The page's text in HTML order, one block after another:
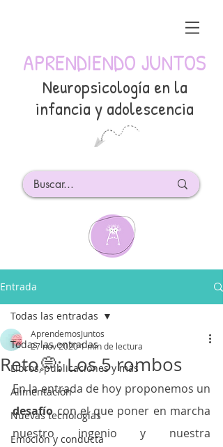
APRENDIENDO JUNTOS
Neuropsicología en la
infancia y adolescencia
Entrada
Todas las entradas
Libros, publicaciones y más
Alimentación
Nuevas tecnologías
Emoción y conducta
Todas las entradas
Reto💭: Los 5 rombos
AprendemosJuntos
27 nov 20201 min de lectura
desafío con el que poner en marcha
nuestro ingenio y nuestra